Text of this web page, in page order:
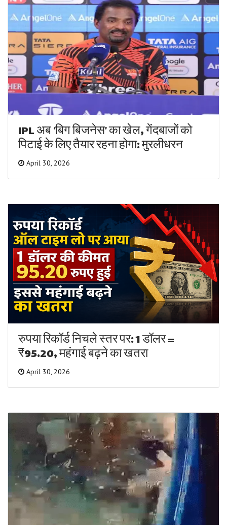
IPL अब ‘बिग बिजनेस’ का खेल, गेंदबाजों को
पिटाई के लिए तैयार रहना होगा: मुरलीधरन
April 30, 2026
रुपया रिकॉर्ड निचले स्तर पर: 1 डॉलर =
₹95.20, महंगाई बढ़ने का खतरा
April 30, 2026